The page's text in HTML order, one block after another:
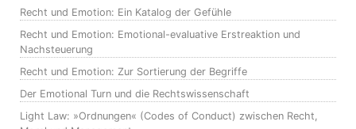
Recht und Emotion: Ein Katalog der Gefühle
Recht und Emotion: Emotional-evaluative Erstreaktion und
Nachsteuerung
Recht und Emotion: Zur Sortierung der Begriffe
Der Emotional Turn und die Rechtswissenschaft
Light Law: »Ordnungen« (Codes of Conduct) zwischen Recht,